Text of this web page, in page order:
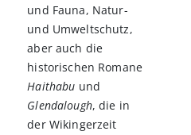
und Fauna, Natur-
und Umweltschutz,
aber auch die
historischen Romane
Haithabu und
Glendalough, die in
der Wikingerzeit